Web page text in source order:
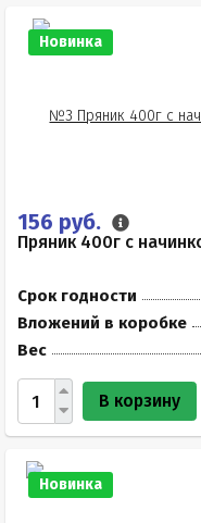
Новинка
156 руб.
Пряник 400г с
Срок годности
Вложений в коробке
Вес
В корзину
Новинка